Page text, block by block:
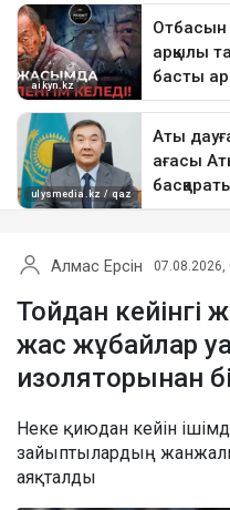
Алмас Ерсін 07.08.2026,
Тойдан кейінгі
жас жұбайлар
изоляторынан
Неке қиюдан кейін
зайыптылардың
аяқталды